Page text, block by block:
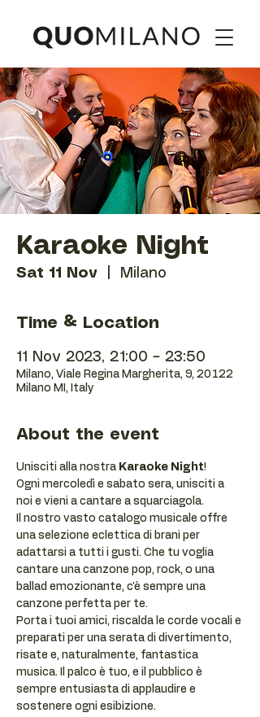
Karaoke Night
Sat 11 Nov Milano
Time & Location
11 Nov 2023, 21:00 – 23:50
Milano, Viale Regina Margherita, 9, 20122
Milano MI, Italy
About the event
Unisciti alla nostra Karaoke Night!
Ogni mercoledì e sabato sera, unisciti a
noi e vieni a cantare a squarciagola.
Il nostro vasto catalogo musicale offre
una selezione eclettica di brani per
adattarsi a tutti i gusti. Che tu voglia
cantare una canzone pop, rock, o una
ballad emozionante, c'è sempre una
canzone perfetta per te.
Porta i tuoi amici, riscalda le corde vocali e
preparati per una serata di divertimento,
risate e, naturalmente, fantastica
musica. Il palco è tuo, e il pubblico è
sempre entusiasta di applaudire e
sostenere ogni esibizione.